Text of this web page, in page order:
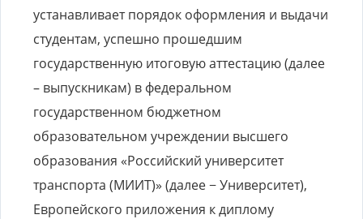
устанавливает порядок оформления и выдачи
студентам, успешно прошедшим
государственную итоговую аттестацию (далее
– выпускникам) в федеральном
государственном бюджетном
образовательном учреждении высшего
образования «Российский университет
транспорта (МИИТ)» (далее − Университет),
Европейского приложения к диплому